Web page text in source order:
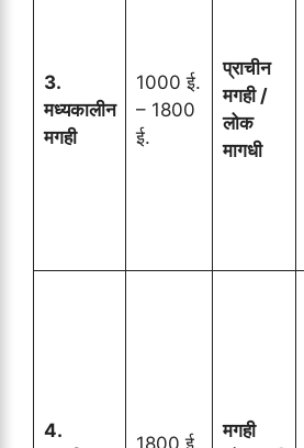
3.
मध्यकालीन
मगही
1000 ई.
– 1800
ई.
प्राचीन
मगही /
लोक
मागधी
4.
1800 ई.
मगही